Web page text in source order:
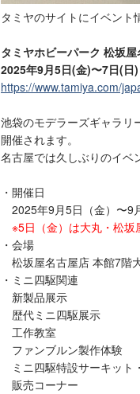
タミヤのサイトにイベント
タミヤホビーパーク 松坂
2025年9月5日(金)〜7日(
https://www.tamiya.com/
池袋のモデラーズギャラリ
開催されます。
名古屋では久しぶりのイベ
・開催日
2025年9月5日（金）〜9
※5日（金）は大丸・松
・会場
松坂屋名古屋店 本館7階
・ミニ四駆関連
新製品展示
歴代ミニ四駆展示
工作教室
ファンブルン製作体験
ミニ四駆特設サーキット
販売コーナー